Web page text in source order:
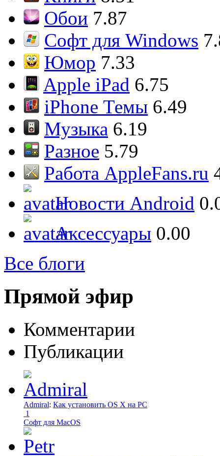
Обои 7.87
Софт для Windows
Юмор 7.33
Apple iPad 6.75
iPhone Темы 6.49
Музыка 6.19
Разное 5.79
Работа AppleFans.ru
Новости Android
Аксессуары 0.00
Все блоги
Прямой эфир
Комментарии
Публикации
Admiral: Как установить OS X на PC
1
Софт для MacOS